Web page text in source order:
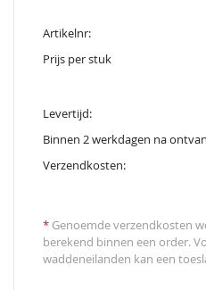
Artikelnr:
Prijs per stuk
Levertijd:
Binnen 2 werkdagen na
Verzendkosten:
* Genoemde verzendkosten
berekend binnen een order.
waddeneilanden kan een